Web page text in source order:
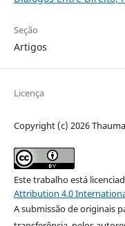
Seção
Artigos
Licença
Copyright (c) 2026
Este trabalho está
Attribution 4.0
A submissão de originais